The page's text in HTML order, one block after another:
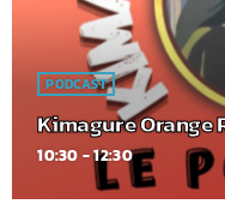
PODCAST
Kimagure Orange
10:30 - 12:30